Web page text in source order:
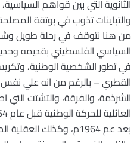
الثانوية التي بين قواهم
والتباينات تذوب في بوتقة
من هنا نتوقف في رحلة طويل
السياسي الفلسطيني بقديمه
في تطور الشخصية الوطنية،
القطري – بالرغم من انه علي
الشرذمة، والفرقة، والتشتت التي
بعد عم 1964م، وكذلك